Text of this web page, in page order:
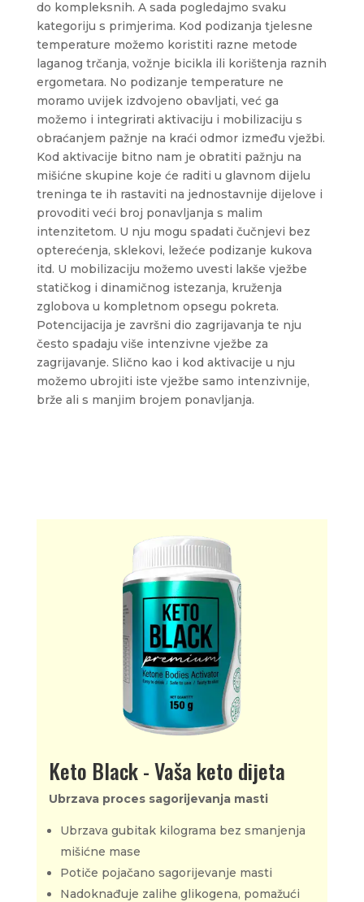
do kompleksnih. A sada pogledajmo svaku
kategoriju s primjerima. Kod podizanja tjelesne
temperature možemo koristiti razne metode
laganog trčanja, vožnje bicikla ili korištenja raznih
ergometara. No podizanje temperature ne
moramo uvijek izdvojeno obavljati, već ga
možemo i integrirati aktivaciju i mobilizaciju s
obraćanjem pažnje na kraći odmor između vježbi.
Kod aktivacije bitno nam je obratiti pažnju na
mišićne skupine koje će raditi u glavnom dijelu
treninga te ih rastaviti na jednostavnije dijelove i
provoditi veći broj ponavljanja s malim
intenzitetom. U nju mogu spadati čučnjevi bez
opterećenja, sklekovi, ležeće podizanje kukova
itd. U mobilizaciju možemo uvesti lakše vježbe
statičkog i dinamičnog istezanja, kruženja
zglobova u kompletnom opsegu pokreta.
Potencijacija je završni dio zagrijavanja te nju
često spadaju više intenzivne vježbe za
zagrijavanje. Slično kao i kod aktivacije u nju
možemo ubrojiti iste vježbe samo intenzivnije,
brže ali s manjim brojem ponavljanja.
Keto Black - Vaša keto dijeta
Ubrzava proces sagorijevanja masti
Ubrzava gubitak kilograma bez smanjenja
mišićne mase
Potiče pojačano sagorijevanje masti
Nadoknađuje zalihe glikogena, pomažući